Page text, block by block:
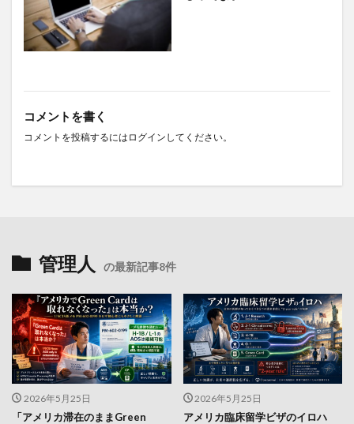
コメントを書く
コメントを投稿するには ログイン してください。
管理人 の最新記事8件
2026年5月25日
「アメリカ滞在のままGreen
2026年5月25日
アメリカ臨床留学ビザのイロハ